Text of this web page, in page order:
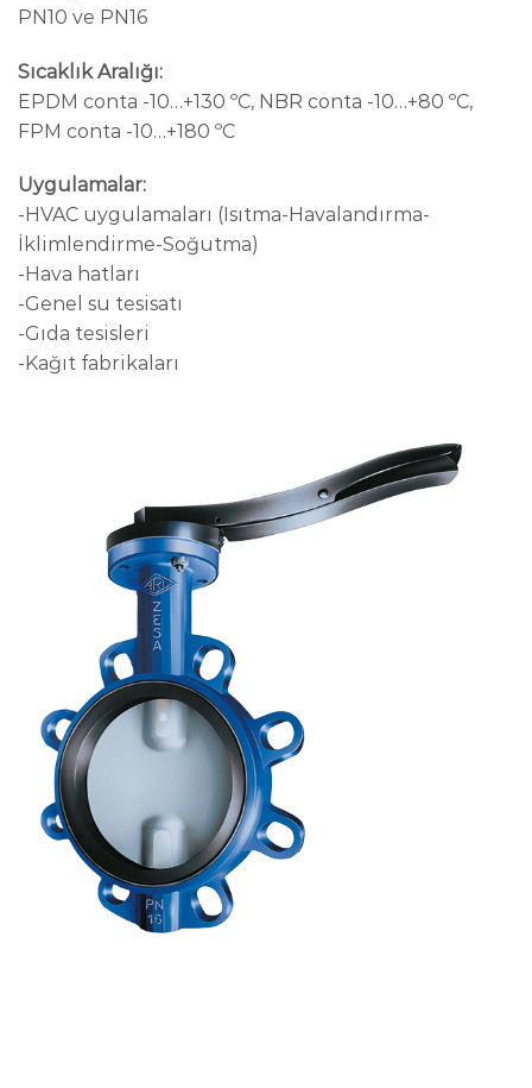
PN10 ve PN16
Sıcaklık Aralığı:
EPDM conta -10…+130 ºC, NBR conta -10…+80 ºC,
FPM conta -10…+180 ºC
Uygulamalar:
-HVAC uygulamaları (Isıtma-Havalandırma-
İklimlendirme-Soğutma)
-Hava hatları
-Genel su tesisatı
-Gıda tesisleri
-Kağıt fabrikaları